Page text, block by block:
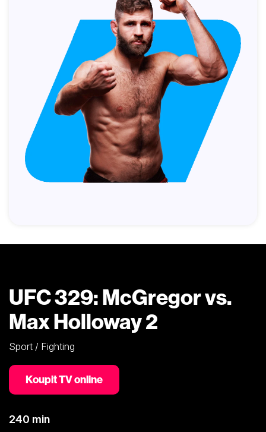
UFC 329: McGregor vs.
Max Holloway 2
Sport / Fighting
Koupit TV online
240 min